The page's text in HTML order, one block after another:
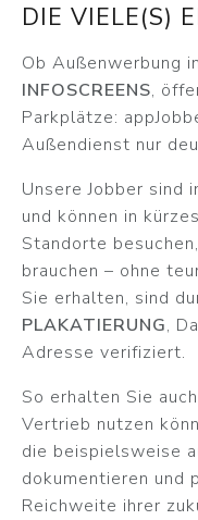
DIE VIELE(S)
Ob Außenwerbung
INFOSCREENS,
Parkplätze:
Außendienst nur
Unsere Jobber sind
und können in
Standorte
brauchen – ohne
Sie erhalten, sind
PLAKATIERUNG,
Adresse verifiziert.
So erhalten Sie
Vertrieb nutzen
die beispielsweise
dokumentieren und
Reichweite ihrer